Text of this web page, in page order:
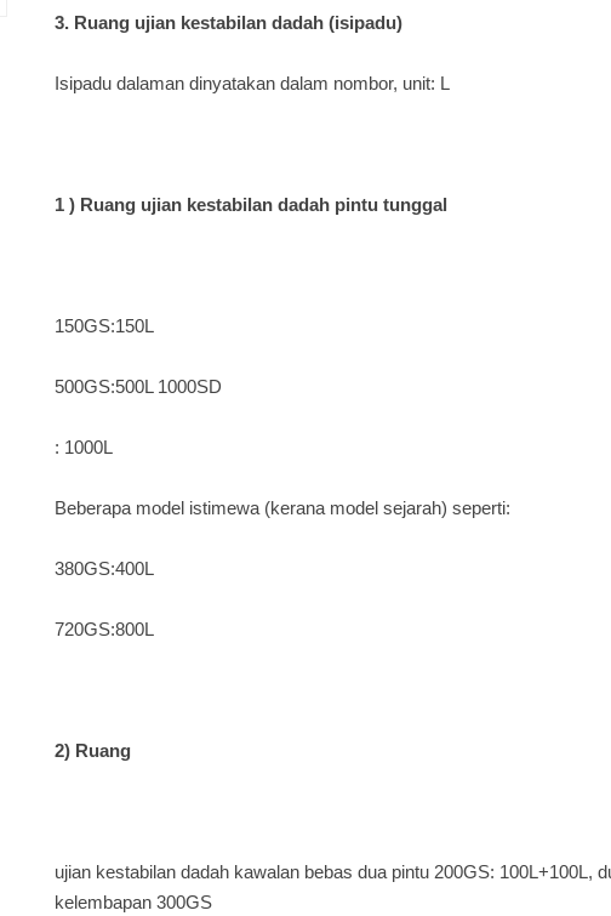
3. Ruang ujian kestabilan dadah (isipadu)
Isipadu dalaman dinyatakan dalam nombor, unit: L
1 ) Ruang ujian kestabilan dadah pintu tunggal
150GS:150L
500GS:500L 1000SD
: 1000L
Beberapa model istimewa (kerana model sejarah) seperti:
380GS:400L
720GS:800L
2) Ruang
ujian kestabilan dadah kawalan bebas dua pintu 200GS: 100L+100L,
kelembapan300GS